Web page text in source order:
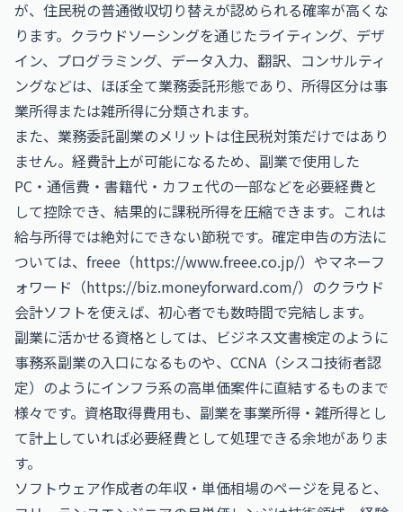
が、住民税の普通徴収切り替えが認められる確率が高くな
ります。クラウドソーシングを通じたライティング、デザ
イン、プログラミング、データ入力、翻訳、コンサルティ
ングなどは、ほぼ全て業務委託形態であり、所得区分は事
業所得または雑所得に分類されます。
また、業務委託副業のメリットは住民税対策だけではあり
ません。経費計上が可能になるため、副業で使用した
PC・通信費・書籍代・カフェ代の一部などを必要経費と
して控除でき、結果的に課税所得を圧縮できます。これは
給与所得では絶対にできない節税です。確定申告の方法に
ついては、freee（https://www.freee.co.jp/）やマネーフ
ォワード（https://biz.moneyforward.com/）のクラウド
会計ソフトを使えば、初心者でも数時間で完結します。
副業に活かせる資格としては、 ビジネス文書検定のように
事務系副業の入口になるものや、 CCNA（シスコ技術者認
定） のようにインフラ系の高単価案件に直結するものまで
様々です。資格取得費用も、副業を事業所得・雑所得とし
て計上していれば必要経費として処理できる余地がありま
す。
ソフトウェア作成者の年収・単価相場のページを見ると、